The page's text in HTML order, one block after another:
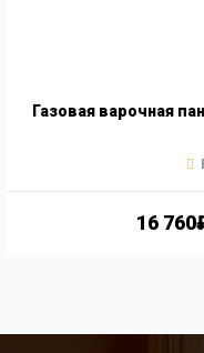
Газовая варочная
16